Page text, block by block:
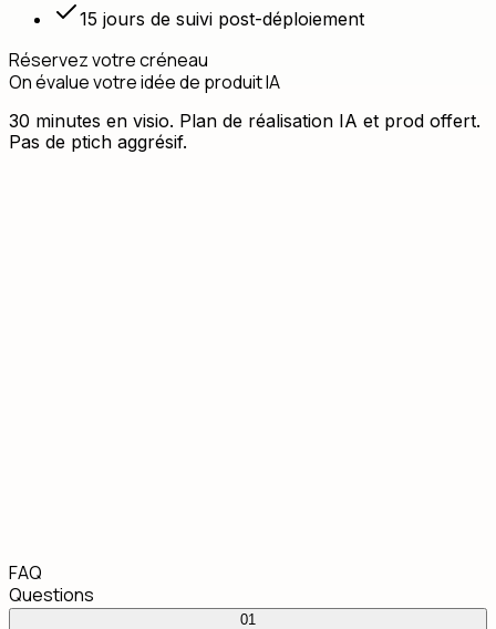
15 jours de suivi post-déploiement
Réservez votre créneau
On évalue votre idée de produit IA
30 minutes en visio. Plan de réalisation IA et prod offert.
Pas de ptich aggrésif.
FAQ
Questions
01